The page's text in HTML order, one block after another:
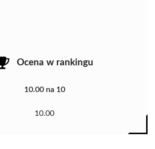
Ocena w rankingu
10.00 na 10
10.00